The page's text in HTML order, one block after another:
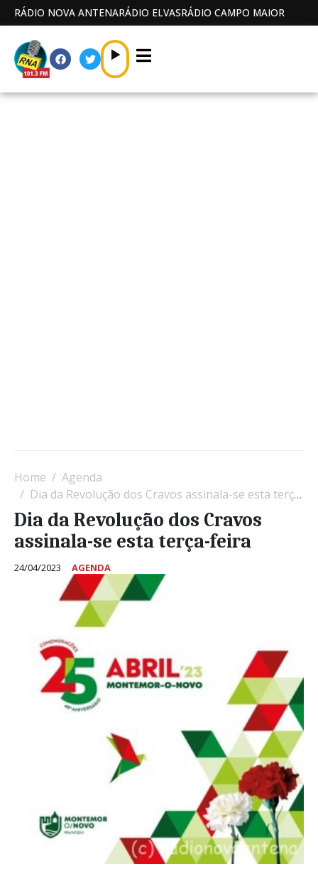
RÁDIO NOVA ANTENARÁDIO ELVASRÁDIO CAMPO MAIOR
Home
Agenda
Dia da Revolução dos Cravos assinala-se esta terça-feira
Dia da Revolução dos Cravos
assinala-se esta terça-feira
24/04/2023 AGENDA